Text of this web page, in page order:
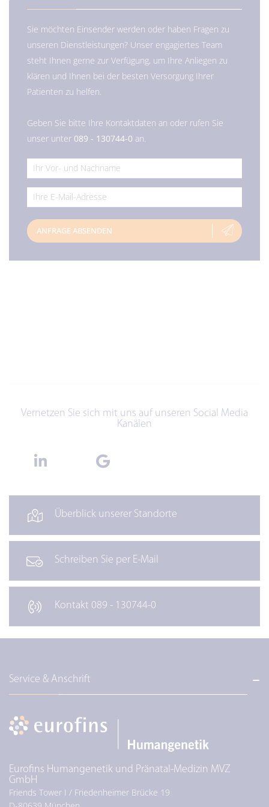
Sie möchten Einsender werden oder haben Fragen zu
unseren Dienstleistungen? Unser engagiertes Team
steht Ihnen gerne zur Verfügung, um Ihre Anliegen zu
klären und Ihnen bei der besten Versorgung Ihrer
Patienten zu helfen.
Geben Sie bitte Ihre Kontaktdaten an oder rufen Sie
unser unter 089 - 130744-0 an.
ANFRAGE ABSENDEN
Vernetzen Sie sich mit uns auf unseren Social Media
Kanälen
Überblick unserer Standorte
Schreiben Sie per E-Mail
Kontakt 089 - 130744-0
Service & Anschrift
Eurofins Humangenetik und Pränatal-Medizin MVZ
GmbH
Friends Tower I / Friedenheimer Brücke 19